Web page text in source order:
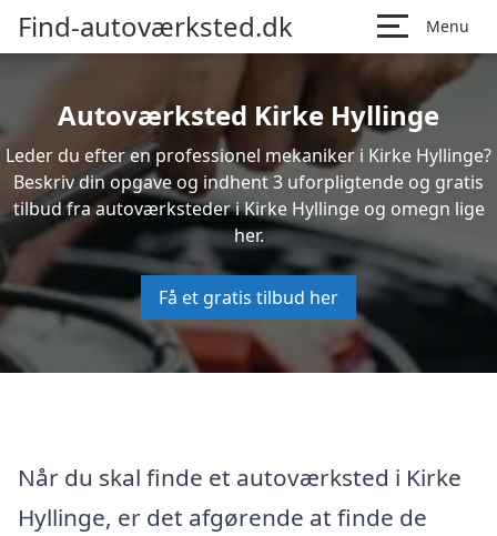
Find-autoværksted.dk Menu
Autoværksted Kirke Hyllinge
Leder du efter en professionel mekaniker i Kirke Hyllinge?
Beskriv din opgave og indhent 3 uforpligtende og gratis
tilbud fra autoværksteder i Kirke Hyllinge og omegn lige
her.
Få et gratis tilbud her
Når du skal finde et autoværksted i Kirke
Hyllinge, er det afgørende at finde de